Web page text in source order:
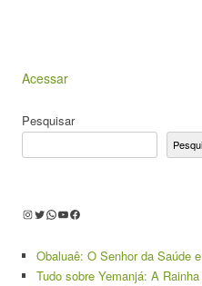
Acessar
Pesquisar
Instagram
Twitter
WhatsApp
Youtube
Facebook
Obaluaê: O Senhor da Saúde
Tudo sobre Yemanjá: A